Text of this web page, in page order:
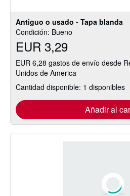
Antiguo o usado - Tapa blanda
Condición: Bueno
EUR 3,29
EUR 6,28 gastos de envío desde
Unidos de America
Cantidad disponible: 1 disponibles
Añadir al